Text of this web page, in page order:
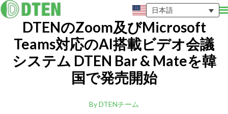
日本語
DTENのZoom及びMicrosoft
Teams対応のAI搭載ビデオ会議
システム DTEN Bar & Mateを韓
国で発売開始
By DTENチーム